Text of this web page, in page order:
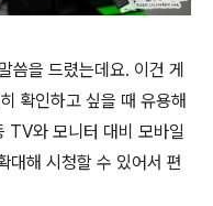
씀을 드렸는데요. 이건 게
확인하고 싶을 때 유용해
TV와 모니터 대비 모바일
대해 시청할 수 있어서 편